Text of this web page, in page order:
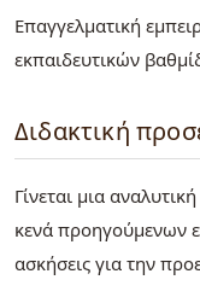
Επαγγελματική
εκπαιδευτικών
Διδακτική
Γίνεται μια
κενά προηγούμενων
ασκήσεις για την